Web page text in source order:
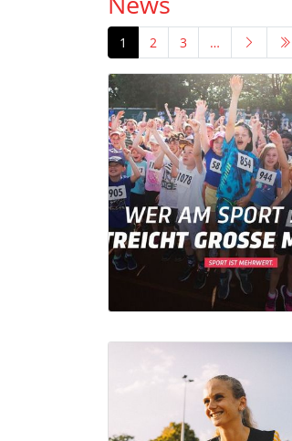
1 2 3 …